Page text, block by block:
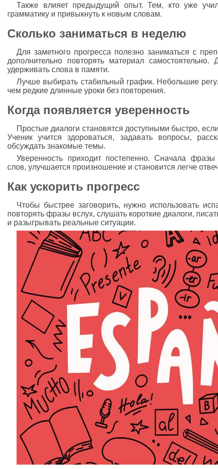
Также влияет предыдущий опыт. Тем, кто уже
грамматику и привыкнуть к новым словам.
Сколько заниматься в неделю
Для заметного прогресса полезно заниматься с
дополнительно повторять материал
удерживать слова в памяти.
Лучше выбирать стабильный график. Небольшие
чем редкие длинные уроки без повторения.
Когда появляется уверенность
Простые диалоги становятся доступными быстро,
Ученик учится здороваться, задавать вопросы,
обсуждать знакомые темы.
Уверенность приходит постепенно. Сначала
слов, улучшается произношение и становится легче
Как ускорить прогресс
Чтобы быстрее заговорить, нужно использовать
повторять фразы вслух, слушать короткие диалоги,
и разыгрывать реальные ситуации.